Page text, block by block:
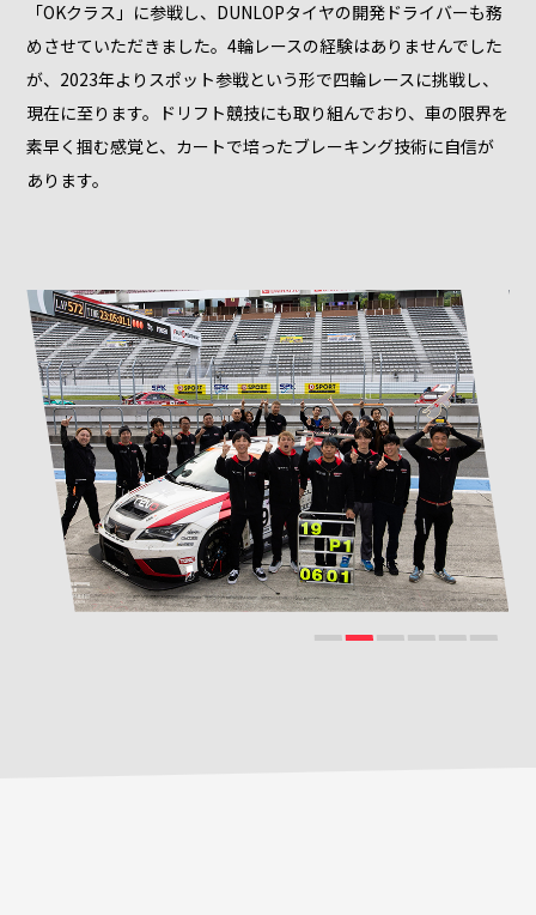
「OKクラス」に参戦し、DUNLOPタイヤの開発ドライバーも務
めさせていただきました。4輪レースの経験はありませんでした
が、2023年よりスポット参戦という形で四輪レースに挑戦し、
現在に至ります。ドリフト競技にも取り組んでおり、車の限界を
素早く掴む感覚と、カートで培ったブレーキング技術に自信が
あります。